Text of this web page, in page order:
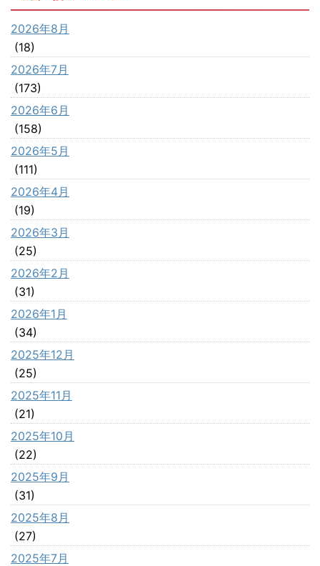
2026年8月
(18)
2026年7月
(173)
2026年6月
(158)
2026年5月
(111)
2026年4月
(19)
2026年3月
(25)
2026年2月
(31)
2026年1月
(34)
2025年12月
(25)
2025年11月
(21)
2025年10月
(22)
2025年9月
(31)
2025年8月
(27)
2025年7月